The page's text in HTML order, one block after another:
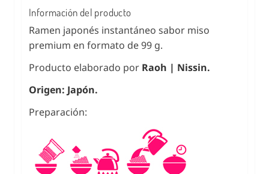
Información del producto
Ramen japonés instantáneo sabor miso
premium en formato de 99 g.
Producto elaborado por Raoh | Nissin.
Origen: Japón.
Preparación: